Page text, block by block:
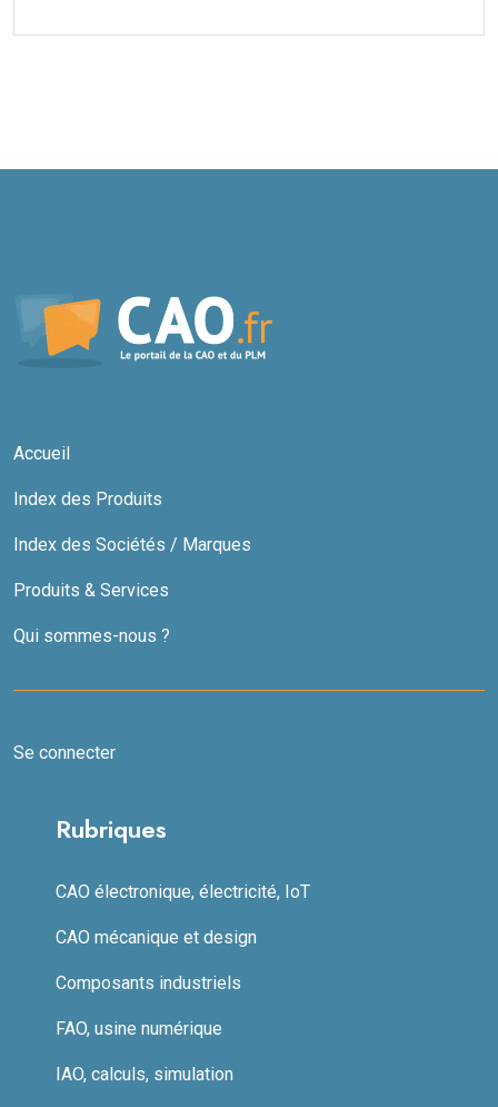
Accueil
Index des Produits
Index des Sociétés / Marques
Produits & Services
Qui sommes-nous ?
Se connecter
Rubriques
CAO électronique, électricité, IoT
CAO mécanique et design
Composants industriels
FAO, usine numérique
IAO, calculs, simulation